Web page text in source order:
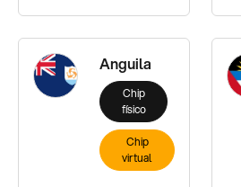
Anguila
Chip
físico
Chip
virtual